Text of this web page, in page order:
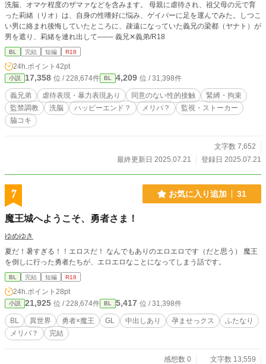
洗脳、オマケ程度のザマァなどを含みます。 母親に虐待され、祖父母の元で育
った莉緒（リオ）は、自身の性嗜好に悩み、ゲイバーに足を運んでみた。しつこ
い男に絡まれ後悔していたところに、疎遠になっていた義兄の梁都（ヤナト）が
男を遮り、莉緒を連れ出して─── 義兄✕義弟/R18
BL 完結 短編 R18
24h.ポイント 42pt
小説 17,358 位 / 228,674件 BL 4,209 位 / 31,398件
義兄弟 虐待表現・暴力表現あり 同意のない性的接触
緊縛・拘束
監禁調教
洗脳 ハッピーエンド？ メリバ？
監視・ストーカー
脇コキ
文字数 7,652
最終更新日 2025.07.21
登録日 2025.07.21
7 お気に入り追加 31
魔王城へようこそ、勇者さま！
ゆめゆき
夏だ！暑すぎる！！エロスだ！ なんでもありのエロエロです（だと思う） 魔王
を倒しに行った勇者たちが、エロエロなことになってしまう話です。
BL 完結 短編 R18
24h.ポイント 28pt
小説 21,925 位 / 228,674件 BL 5,417 位 / 31,398件
BL 異世界 勇者×魔王 GL 中出しあり 孕ませっクス
ふたなり
メリバ？
完結
感想数 0 文字数 13,559